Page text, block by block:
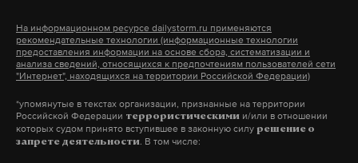
бомб. Согласно Женевской конвенции о защите
жертв войны от 1949 года, такие вооружения
запрещено применять, если есть хотя бы
незначительная угроза подвергнуть опасности
гражданские объекты или население.
это может вызвать нестойчивую работу камеры
сгорания, туда постоянно попадает топливо.
повысится, пожар, в принципе, возможен», –
отметил Башмаков.
На информационном ресурсе dailystorm.ru применяются
рекомендательные технологии (информационные технологии
предоставления информации на основе сбора, систематизации и
анализа сведений, относящихся к предпочтениям пользователей сети
"Интернет", находящихся на территории Российской Федерации)
*упомянутые в текстах организации, признанные на территории
Российской Федерации террористическими и/или в отношении
которых судом принято вступившее в законную силу решение о
запрете деятельности. В том числе: